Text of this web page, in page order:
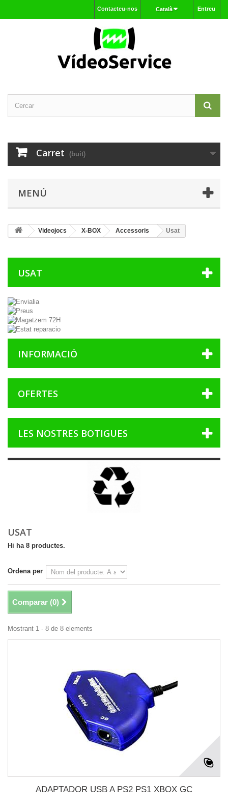
Entreu
Català
Contacteu-nos
Carret (buit)
MENÚ
Videojocs X-BOX Accessoris Usat
USAT
INFORMACIÓ
OFERTES
LES NOSTRES BOTIGUES
USAT
Hi ha 8 productes.
Ordena per
Comparar (0)
Mostrant 1 - 8 de 8 elements
ADAPTADOR USB A PS2 PS1 XBOX GC